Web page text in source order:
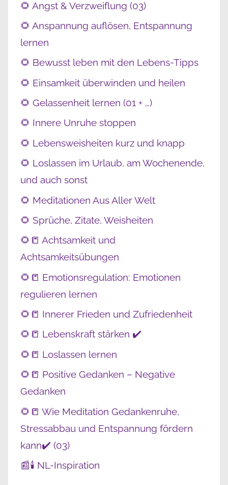
🌻 Angst & Verzweiflung (03)
🌻 Anspannung auflösen, Entspannung
lernen
🌻 Bewusst leben mit den Lebens-Tipps
🌻 Einsamkeit überwinden und heilen
🌻 Gelassenheit lernen (01 + …)
🌻 Innere Unruhe stoppen
🌻 Lebensweisheiten kurz und knapp
🌻 Loslassen im Urlaub, am Wochenende,
und auch sonst
🌻 Meditationen Aus Aller Welt
🌻 Sprüche, Zitate, Weisheiten
🌻📒 Achtsamkeit und
Achtsamkeitsübungen
🌻📒 Emotionsregulation: Emotionen
regulieren lernen
🌻📒 Innerer Frieden und Zufriedenheit
🌻📒 Lebenskraft stärken ✔️
🌻📒 Loslassen lernen
🌻📒 Positive Gedanken – Negative
Gedanken
🌻📒 Wie Meditation Gedankenruhe,
Stressabbau und Entspannung fördern
kann✔️ (03)
📰🕯️ NL-Inspiration